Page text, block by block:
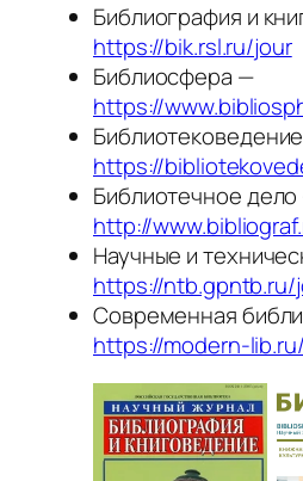
Библиография и
https://bik.rsl.ru/jour
Библиосфера —
https://
https://
Библиотечное
http://
Научные и
https://ntb.gpntb.ru/
Современная
https://modern-lib.ru/